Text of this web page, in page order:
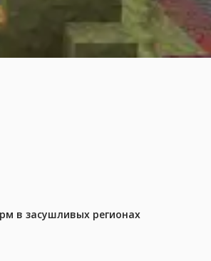
в засушливых регионах